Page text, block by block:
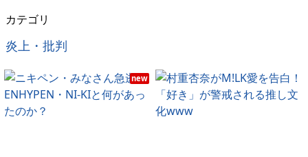
カテゴリ
炎上・批判
new